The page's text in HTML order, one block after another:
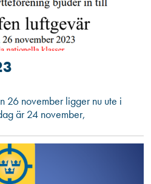
26 november ligger nu ute i
är 24 november,